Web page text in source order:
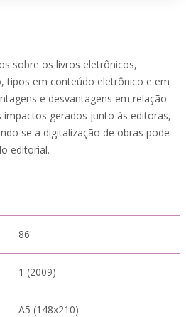
sobre os livros eletrônicos,
tipos em conteúdo eletrônico e em
e desvantagens em relação
gerados junto às editoras,
se a digitalização de obras pode
editorial.
86
1 (2009)
A5 (148x210)